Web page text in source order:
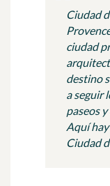
Ciudad
ciudad
destino
a seguir
paseos
Aquí
Ciudad